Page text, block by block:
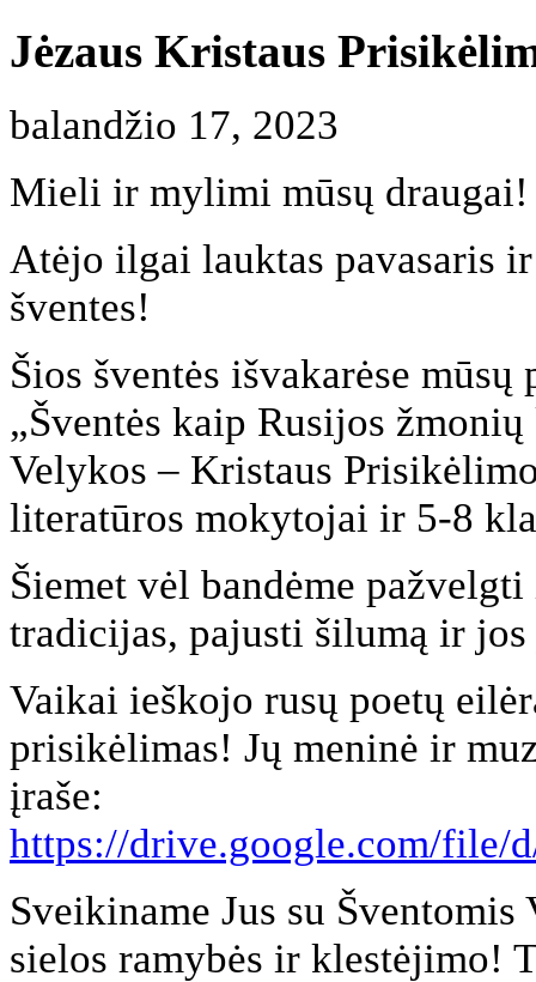
Jėzaus Kristaus
balandžio 17, 2023
Mieli ir mylimi mūsų draugai!
Atėjo ilgai lauktas pavasaris
šventes!
Šios šventės išvakarėse
„Šventės kaip Rusijos
Velykos – Kristaus
literatūros mokytojai ir 5-8
Šiemet vėl bandėme
tradicijas, pajusti šilumą ir
Vaikai ieškojo rusų poetų
prisikėlimas! Jų meninė ir
įraše:
https://drive.google.com/
Sveikiname Jus su
sielos ramybės ir klestėjimo!